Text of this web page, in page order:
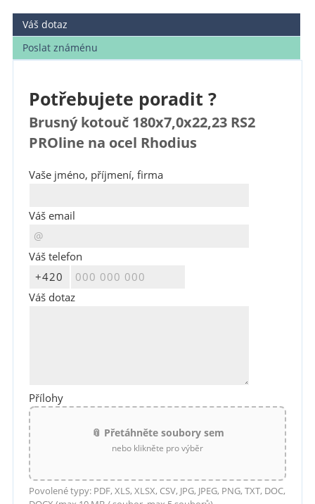
Váš dotaz
Poslat známénu
Potřebujete poradit ?
Brusný kotouč 180x7,0x22,23 RS2
PROline na ocel Rhodius
Vaše jméno, příjmení, firma
Váš email
Váš telefon
Váš dotaz
Přílohy
📎 Přetáhněte soubory sem
nebo klikněte pro výběr
Povolené typy: PDF, XLS, XLSX, CSV, JPG, JPEG, PNG, TXT, DOC,